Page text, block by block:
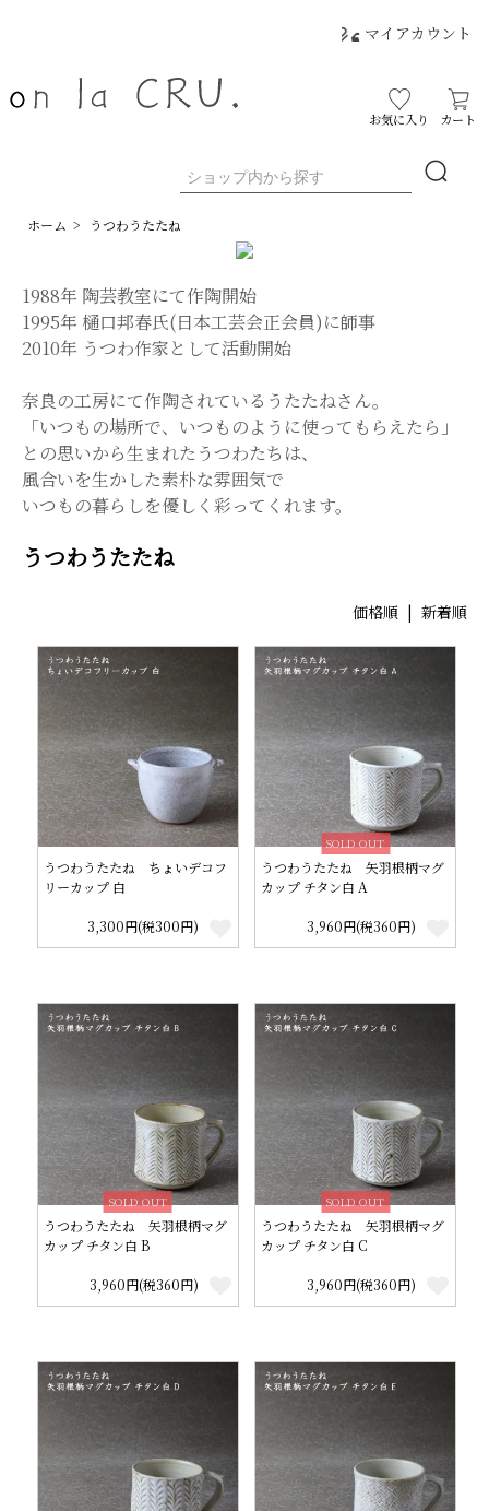
マイアカウント
お気に入り カート
ホーム > うつわうたたね
1988年 陶芸教室にて作陶開始
1995年 樋口邦春氏(日本工芸会正会員)に師事
2010年 うつわ作家として活動開始
奈良の工房にて作陶されているうたたねさん。
「いつもの場所で、いつものように使ってもらえたら」
との思いから生まれたうつわたちは、
風合いを生かした素朴な雰囲気で
いつもの暮らしを優しく彩ってくれます。
うつわうたたね
価格順 | 新着順
うつわうたたね ちょいデコフ
リーカップ 白
3,300円(税300円)
SOLD OUT
うつわうたたね 矢羽根柄マグ
カップ チタン白 A
3,960円(税360円)
SOLD OUT
うつわうたたね 矢羽根柄マグ
カップ チタン白 B
3,960円(税360円)
SOLD OUT
うつわうたたね 矢羽根柄マグ
カップ チタン白 C
3,960円(税360円)